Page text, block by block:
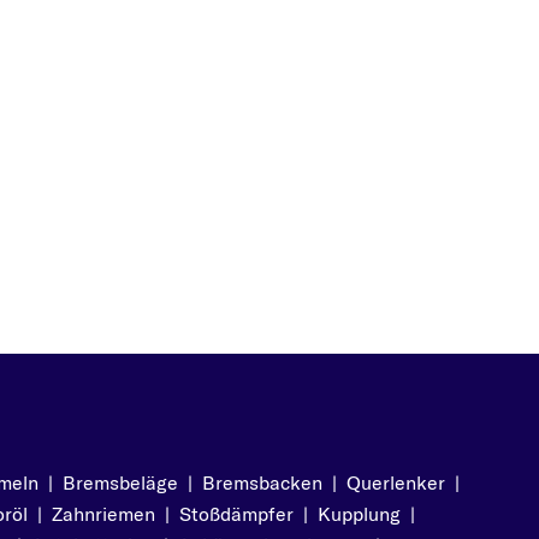
| Bremsbeläge | Bremsbacken | Querlenker |
| Zahnriemen | Stoßdämpfer | Kupplung |